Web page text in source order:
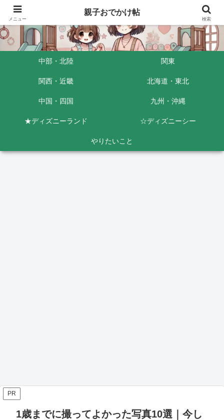
中部・北陸 関東
関西・近畿 北海道・東北
中国・四国 九州・沖縄
★ディズニーランド ☆ディズニーシー
やりたいこと
PR
1歳までに撮ってよかった写真10選｜今し
メニュー
親子おでかけ帖
検索